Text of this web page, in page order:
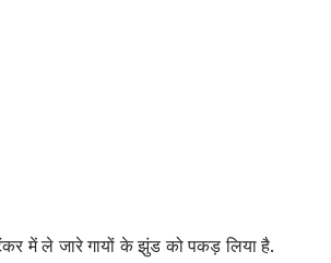
में ले जारे गायों के झुंड को पकड़ लिया है.